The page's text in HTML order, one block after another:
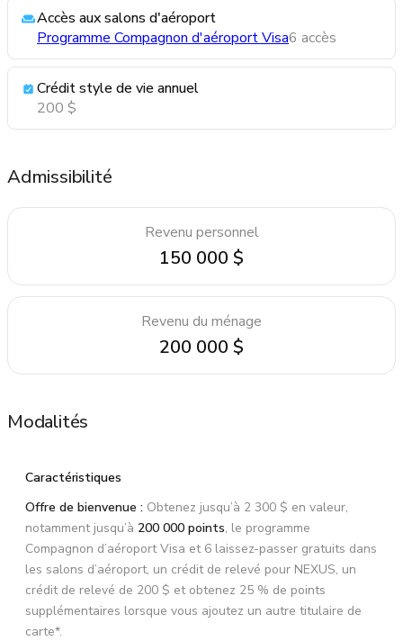
Accès aux salons d'aéroport
Programme Compagnon d'aéroport Visa6 accès
Crédit style de vie annuel
200 $
Admissibilité
Revenu personnel
150 000 $
Revenu du ménage
200 000 $
Modalités
Caractéristiques
Offre de bienvenue : Obtenez jusqu’à 2 300 $ en valeur,
notamment jusqu’à 200 000 points, le programme
Compagnon d’aéroport Visa et 6 laissez-passer gratuits dans
les salons d’aéroport, un crédit de relevé pour NEXUS, un
crédit de relevé de 200 $ et obtenez 25 % de points
supplémentaires lorsque vous ajoutez un autre titulaire de
carte*.